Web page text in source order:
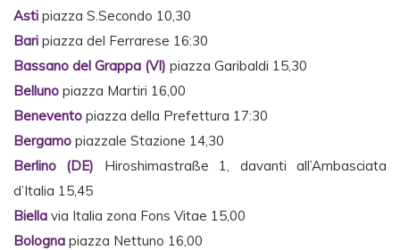
Asti piazza S.Secondo 10,30
Bari piazza del Ferrarese 16:30
Bassano del Grappa (VI) piazza Garibaldi 15,30
Belluno piazza Martiri 16,00
Benevento piazza della Prefettura 17:30
Bergamo piazzale Stazione 14,30
Berlino (DE) Hiroshimastraße 1, davanti all’Ambasciata
d’Italia 15,45
Biella via Italia zona Fons Vitae 15,00
Bologna piazza Nettuno 16,00